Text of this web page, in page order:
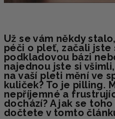
Už se vám někdy
péči o pleť, začali jste
podkladovou bázi
najednou jste si
na vaší pleti mění ve
kuliček? To je pilling.
nepříjemné a
dochází? A jak se
dočtete v tomto